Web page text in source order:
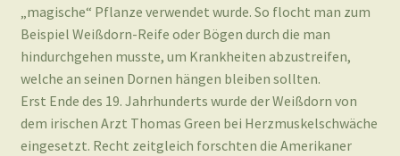
„magische“ Pflanze verwendet wurde. So flocht man zum
Beispiel Weißdorn-Reife oder Bögen durch die man
hindurchgehen musste, um Krankheiten abzustreifen,
welche an seinen Dornen hängen bleiben sollten.
Erst Ende des 19. Jahrhunderts wurde der Weißdorn von
dem irischen Arzt Thomas Green bei Herzmuskelschwäche
eingesetzt. Recht zeitgleich forschten die Amerikaner